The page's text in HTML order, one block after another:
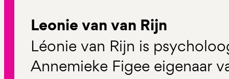
Leonie van van Rijn
Léonie van Rijn is
Annemieke Figee eigenaar